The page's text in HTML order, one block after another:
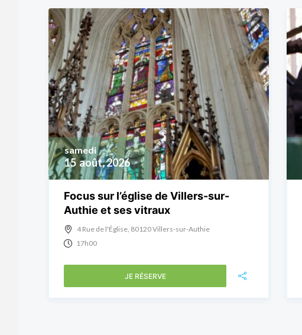
15 août, 2026
samedi
Focus sur l’église de Villers-sur-
Authie et ses vitraux
4 Rue de l'Église, 80120 Villers-sur-Authie
17h00
JE RÉSERVE